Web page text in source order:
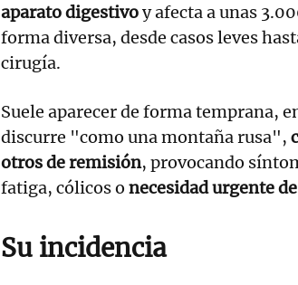
aparato digestivoy afecta a unas
forma diversa, desde casos leves
cirugía.
Suele aparecer de forma temprana,
discurre "como una montaña rusa",
otros de remisión, provocando
fatiga, cólicos o necesidad urgente
Su incidencia